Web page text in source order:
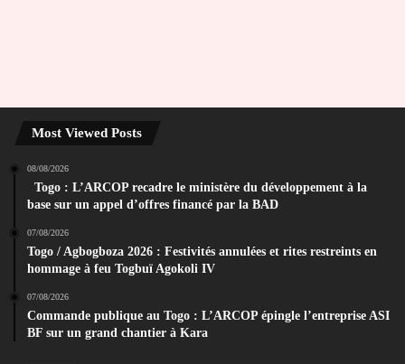
Most Viewed Posts
08/08/2026
Togo : L’ARCOP recadre le ministère du développement à la
base sur un appel d’offres financé par la BAD
07/08/2026
Togo / Agbogboza 2026 : Festivités annulées et rites restreints en
hommage à feu Togbuï Agokoli IV
07/08/2026
Commande publique au Togo : L’ARCOP épingle l’entreprise ASI
BF sur un grand chantier à Kara